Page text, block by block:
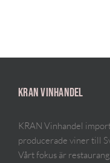
KRAN VINHANDEL
KRAN Vinhandel
producerade viner till
Vårt fokus är